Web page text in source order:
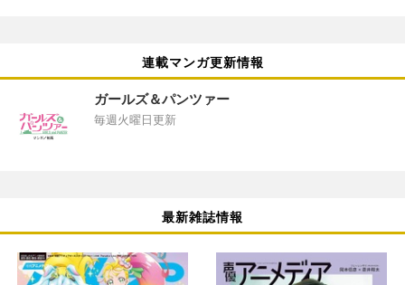
連載マンガ更新情報
ガールズ＆パンツァー
毎週火曜日更新
最新雑誌情報